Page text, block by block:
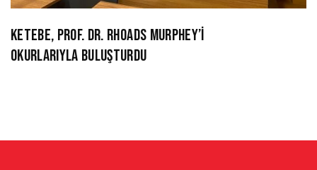
KETEBE, PROF. DR. RHOADS MURPHEY’İ
OKURLARIYLA BULUŞTURDU